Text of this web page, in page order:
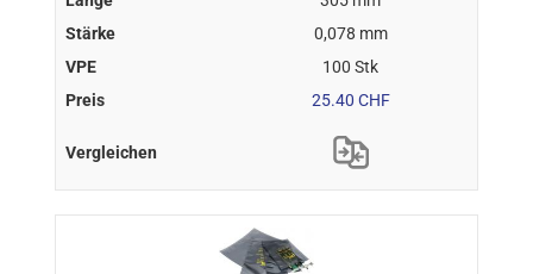
0,078 mm
100 Stk
25.40 CHF